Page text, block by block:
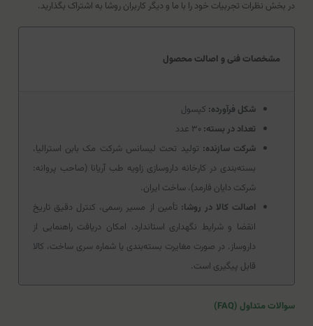
در بخش نظرات تجربیات خود را با ما و دیگر کاربران روشا به اشتراک بگذارید.
مشخصات فنی و اصالت محصول
شکل فرآورده: کپسول
تعداد در بسته:
شرکت سازنده: تولید تحت لیسانس شرکت مک بابن استرالیا،
بسته‌بندی در کارخانه داروسازی زاویه طب آریانا (صاحب پروانه:
شرکت دایان فارمد)، ساخت ایران.
اصالت کالا در روشا: تأمین از مسیر رسمی، کنترل دقیق تاریخ
انقضا و شرایط نگهداری استاندارد، امکان دریافت راهنمایی از
داروساز. در صورت مغایرت بسته‌بندی یا شماره سری ساخت، کالا
قابل پیگیری است.
سوالات متداول (FAQ)